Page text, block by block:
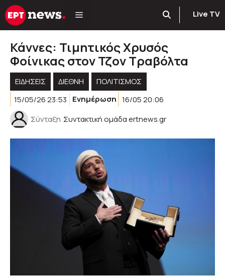
Μετάβαση
σε
Live TV
Κάννες: Τιμητικός Χρυσός
Φοίνικας στον Τζον Τραβόλτα
ΕΙΔΗΣΕΙΣ ΔΙΕΘΝΗ
ΠΟΛΙΤΙΣΜΟΣ
15/05/26 23:53
Ενημέρωση 16/05 20:06
Σύνταξη Συντακτική ομάδα ertnews.gr